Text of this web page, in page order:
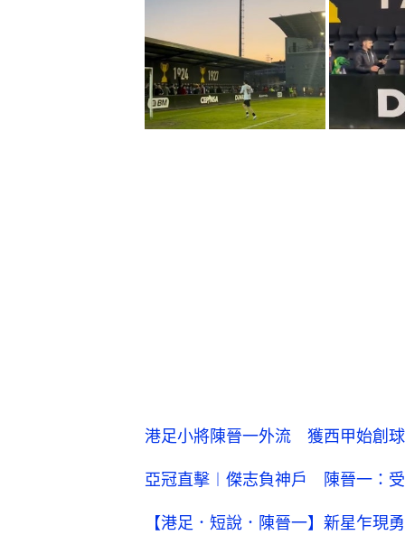
港足小將陳晉一外流 獲西甲始創
亞冠直擊︱傑志負神戶 陳晉一：
【港足．短說．陳晉一】新星乍